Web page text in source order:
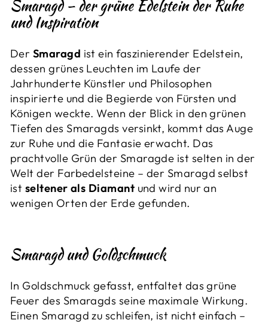
Smaragd – der grüne Edelstein der Ruhe
und Inspiration
Der Smaragd ist ein faszinierender Edelstein,
dessen grünes Leuchten im Laufe der
Jahrhunderte Künstler und Philosophen
inspirierte und die Begierde von Fürsten und
Königen weckte. Wenn der Blick in den grünen
Tiefen des Smaragds versinkt, kommt das Auge
zur Ruhe und die Fantasie erwacht. Das
prachtvolle Grün der Smaragde ist selten in der
Welt der Farbedelsteine – der Smaragd selbst
ist seltener als Diamant und wird nur an
wenigen Orten der Erde gefunden.
Smaragd und Goldschmuck
In Goldschmuck gefasst, entfaltet das grüne
Feuer des Smaragds seine maximale Wirkung.
Einen Smaragd zu schleifen, ist nicht einfach –